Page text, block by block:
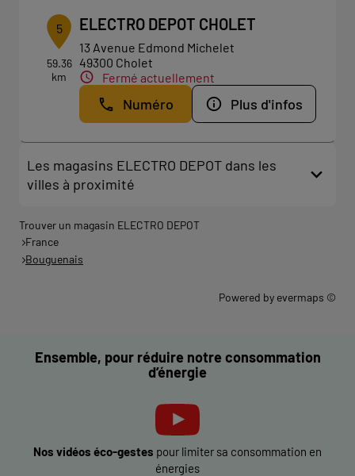
5
59.36
km
ELECTRO DEPOT CHOLET
13 Avenue Edmond Michelet
49300 Cholet
Fermé actuellement
Numéro Plus d'infos
Les magasins ELECTRO DEPOT dans les
villes à proximité
Trouver un magasin ELECTRO DEPOT
France
Bouguenais
Powered by evermaps ©
Ensemble, pour réduire notre consommation
d’énergie
Nos vidéos éco-gestes pour limiter sa consommation en
énergies